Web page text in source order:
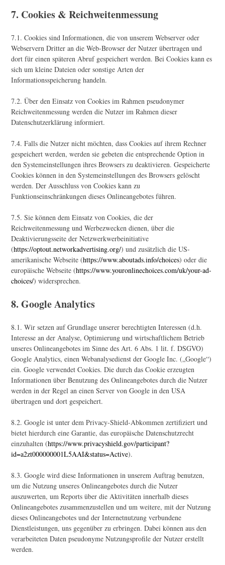
7. Cookies & Reichweitenmessung
7.1. Cookies sind Informationen, die von unserem Webserver oder
Webservern Dritter an die Web-Browser der Nutzer übertragen und
dort für einen späteren Abruf gespeichert werden. Bei Cookies kann es
sich um kleine Dateien oder sonstige Arten der
Informationsspeicherung handeln.
7.2. Über den Einsatz von Cookies im Rahmen pseudonymer
Reichweitenmessung werden die Nutzer im Rahmen dieser
Datenschutzerklärung informiert.
7.4. Falls die Nutzer nicht möchten, dass Cookies auf ihrem Rechner
gespeichert werden, werden sie gebeten die entsprechende Option in
den Systemeinstellungen ihres Browsers zu deaktivieren. Gespeicherte
Cookies können in den Systemeinstellungen des Browsers gelöscht
werden. Der Ausschluss von Cookies kann zu
Funktionseinschränkungen dieses Onlineangebotes führen.
7.5. Sie können dem Einsatz von Cookies, die der
Reichweitenmessung und Werbezwecken dienen, über die
Deaktivierungsseite der Netzwerkwerbeinitiative
(https://optout.networkadvertising.org/) und zusätzlich die US-
amerikanische Webseite (https://www.aboutads.info/choices) oder die
europäische Webseite (https://www.youronlinechoices.com/uk/your-ad-
choices/) widersprechen.
8. Google Analytics
8.1. Wir setzen auf Grundlage unserer berechtigten Interessen (d.h.
Interesse an der Analyse, Optimierung und wirtschaftlichem Betrieb
unseres Onlineangebotes im Sinne des Art. 6 Abs. 1 lit. f. DSGVO)
Google Analytics, einen Webanalysedienst der Google Inc. („Google“)
ein. Google verwendet Cookies. Die durch das Cookie erzeugten
Informationen über Benutzung des Onlineangebotes durch die Nutzer
werden in der Regel an einen Server von Google in den USA
übertragen und dort gespeichert.
8.2. Google ist unter dem Privacy-Shield-Abkommen zertifiziert und
bietet hierdurch eine Garantie, das europäische Datenschutzrecht
einzuhalten (https://www.privacyshield.gov/participant?
id=a2zt000000001L5AAI&status=Active).
8.3. Google wird diese Informationen in unserem Auftrag benutzen,
um die Nutzung unseres Onlineangebotes durch die Nutzer
auszuwerten, um Reports über die Aktivitäten innerhalb dieses
Onlineangebotes zusammenzustellen und um weitere, mit der Nutzung
dieses Onlineangebotes und der Internetnutzung verbundene
Dienstleistungen, uns gegenüber zu erbringen. Dabei können aus den
verarbeiteten Daten pseudonyme Nutzungsprofile der Nutzer erstellt
werden.